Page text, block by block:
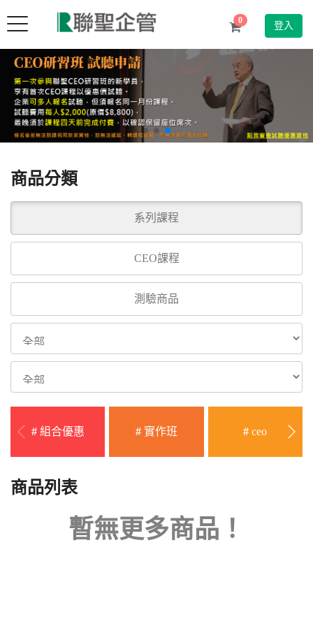
Toggle
navigation
0 登入
商品分類
系列課程
CEO課程
測驗商品
# 組合優惠 # 實作班 # ceo
商品列表
暫無更多商品！